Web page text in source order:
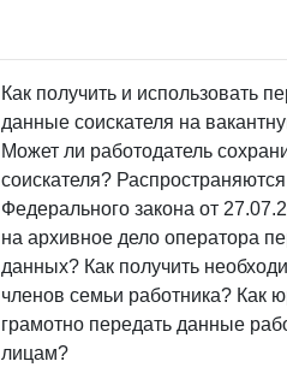
Как получить и использовать
данные соискателя на
Может ли работодатель
соискателя?
Федерального закона от
на архивное дело оператора
данных? Как получить
членов семьи работника? Как
грамотно передать данные
лицам?